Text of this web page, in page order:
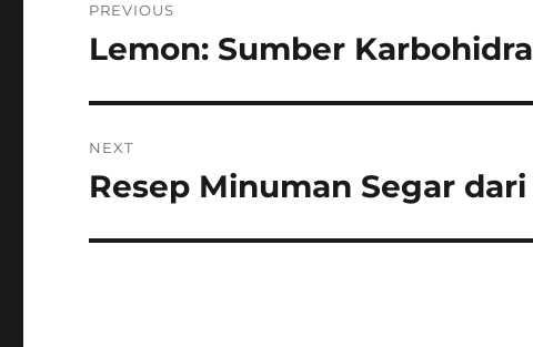
navigation
PREVIOUS
Previous
Lemon: Sumber
NEXT
Next
Resep Minuman Segar